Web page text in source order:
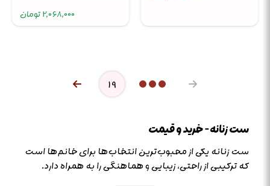
2,068,000تومان
19
ست زنانه – خرید و قیمت
ست زنانه یکی از محبوب‌ترین انتخاب‌ها برای خانم‌ها است
که ترکیبی از راحتی، زیبایی و هماهنگی را به همراه دارد.